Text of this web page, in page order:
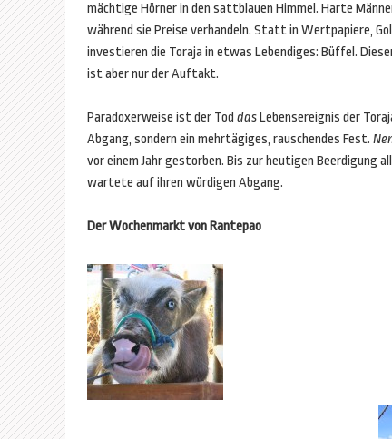
mächtige Hörner in den sattblauen Himmel. Harte
während sie Preise verhandeln. Statt in Wertpapiere,
investieren die Toraja in etwas Lebendiges: Büffel.
ist aber nur der Auftakt.
Paradoxerweise ist der Tod dasLebensereignis der
Abgang, sondern ein mehrtägiges, rauschendes Fest.
vor einem Jahr gestorben. Bis zur heutigen Beerdigung
wartete auf ihren würdigen Abgang.
Der Wochenmarkt von Rantepao